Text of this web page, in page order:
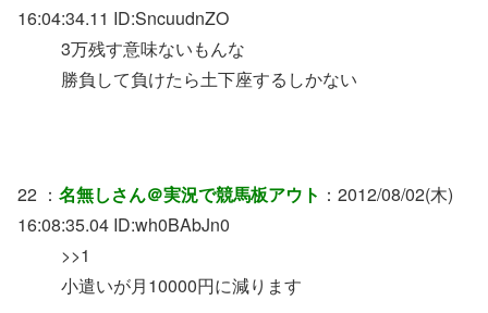
16:04:34.11 ID:SncuudnZO
3万残す意味ないもんな
勝負して負けたら土下座するしかない
22 ： 名無しさん＠実況で競馬板アウト ：2012/08/02(木)
16:08:35.04 ID:wh0BAbJn0
>>1
小遣いが月10000円に減ります